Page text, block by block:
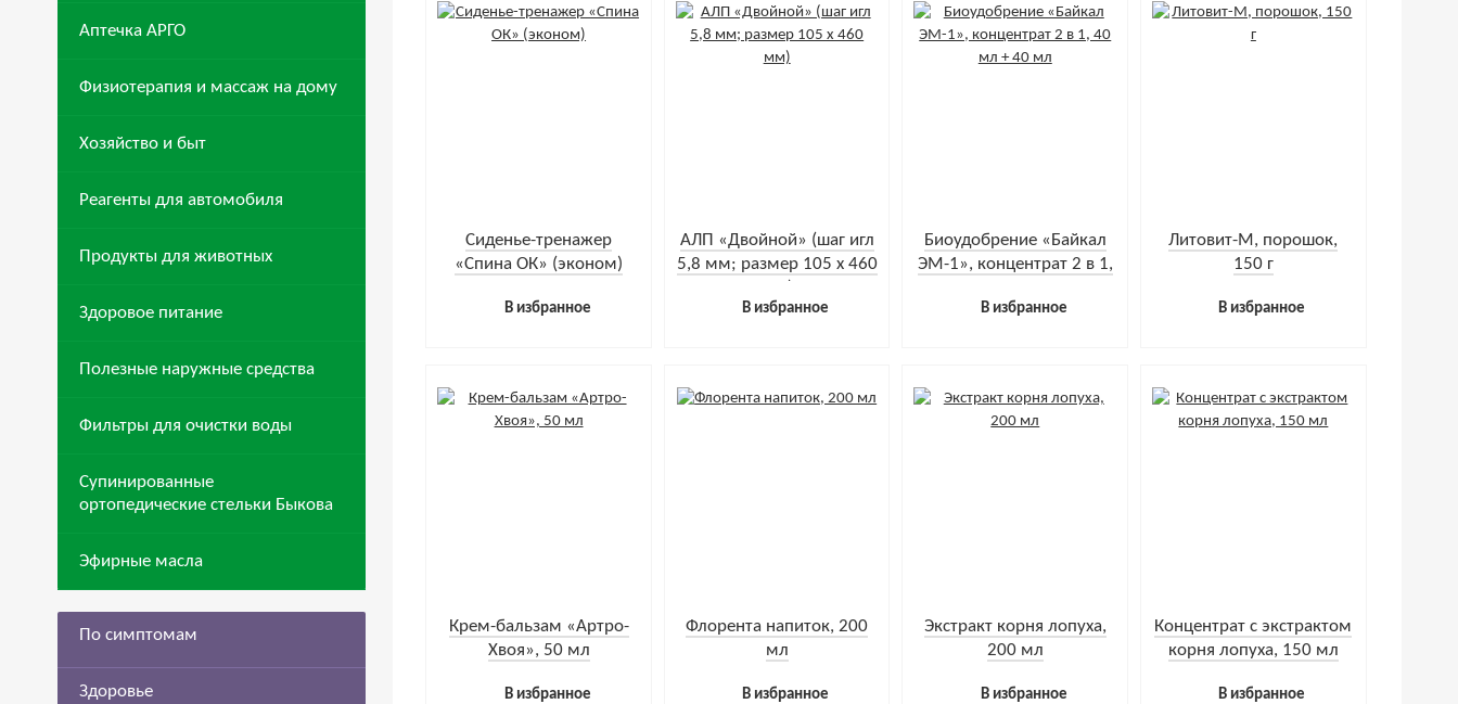
Аптечка АРГО
Физиотерапия и массаж на дому
Хозяйство и быт
Реагенты для автомобиля
Продукты для животных
Здоровое питание
Полезные наружные средства
Фильтры для очистки воды
Супинированные
ортопедические стельки Быкова
Эфирные масла
По симптомам
Здоровье
Cиденье-тренажер
«Спина ОК» (эконом)
В избранное
АЛП «Двойной» (шаг игл
5,8 мм; размер 105 х 460
В избранное
Биоудобрение «Байкал
ЭМ-1», концентрат 2 в 1,
В избранное
Литовит-М, порошок,
150 г
В избранное
Крем-бальзам «Артро-
Хвоя», 50 мл
В избранное
Флорента напиток, 200
мл
В избранное
Экстракт корня лопуха,
200 мл
В избранное
Концентрат с экстрактом
корня лопуха, 150 мл
В избранное